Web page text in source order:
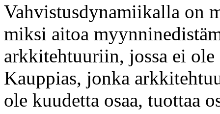
Vahvistusdynamiikalla on
miksi aitoa
arkkitehtuuriin, jossa ei
Kauppias, jonka
ole kuudetta osaa, tuottaa